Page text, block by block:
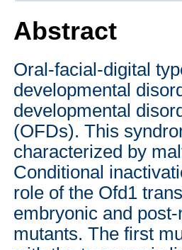
Abstract
Oral-facial-digital
developmental
developmental
(OFDs). This
characterized by
Conditional
role of the Ofd1
embryonic and
mutants. The first